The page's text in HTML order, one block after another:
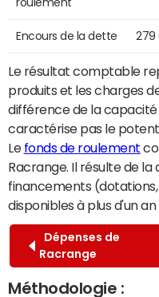
Encours de la dette 279
Le résultat comptable
produits et les charges
différence de la
caractérise pas le
Le fonds de roulement
Racrange. Il résulte de
financements
disponibles à plus d'un
Dépenses de
Racrange
Méthodologie :